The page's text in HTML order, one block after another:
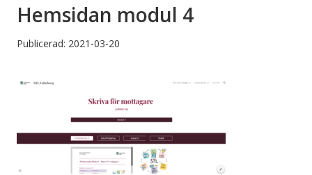
Hemsidan modul 4
Publicerad: 2021-03-20